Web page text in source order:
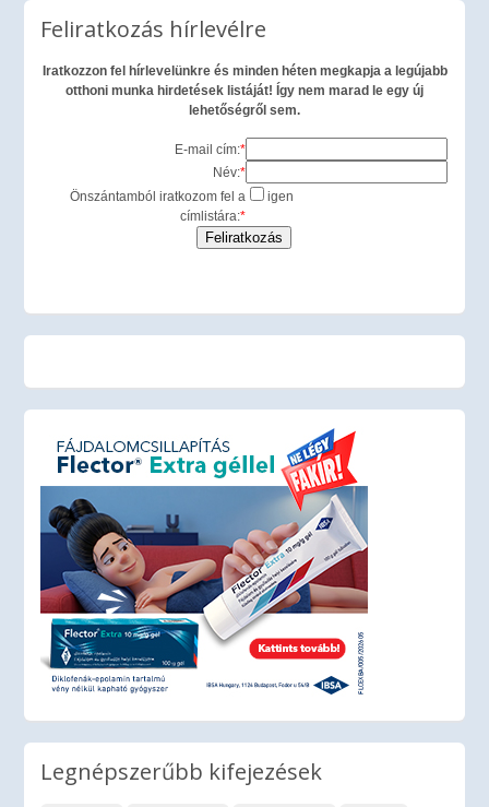
Feliratkozás hírlevélre
Iratkozzon fel hírlevelünkre és minden héten megkapja a legújabb
otthoni munka hirdetések listáját! Így nem marad le egy új
lehetőségről sem.
E-mail cím:*
Név:*
Önszántamból iratkozom fel a
címlistára:*
igen
Legnépszerűbb kifejezések